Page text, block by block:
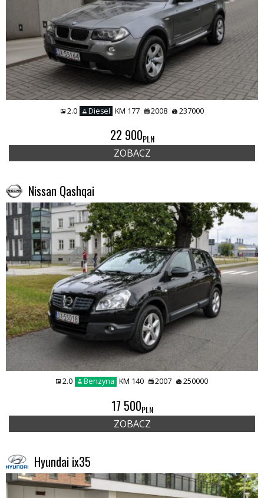
2.0 Diesel KM 177 2008 237000
22 900PLN
ZOBACZ
Nissan Qashqai
2.0 Benzyna KM 140 2007 250000
17 500PLN
ZOBACZ
Hyundai ix35